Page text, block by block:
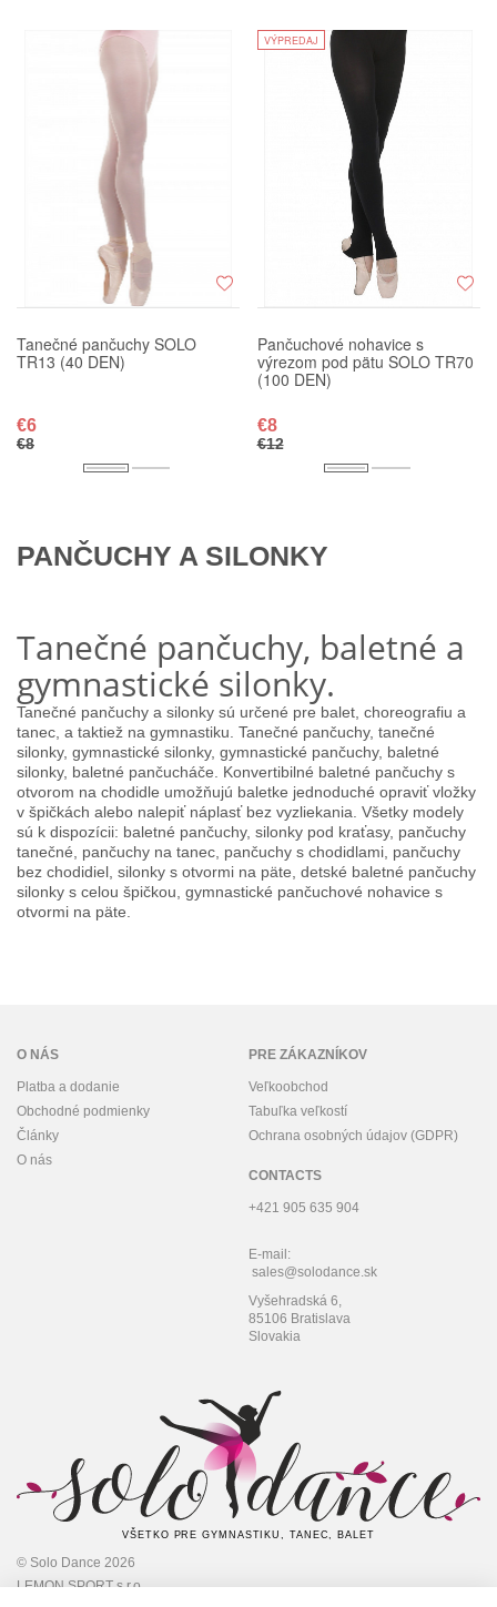
Tanečné pančuchy SOLO
TR13 (40 DEN)
€6
€8
VÝPREDAJ
Pančuchové nohavice s
výrezom pod pätu SOLO TR70
(100 DEN)
€8
€12
PANČUCHY A SILONKY
Tanečné pančuchy, baletné a
gymnastické silonky.
Tanečné pančuchy a silonky sú určené pre balet, choreografiu a
tanec, a taktiež na gymnastiku. Tanečné pančuchy, tanečné
silonky, gymnastické silonky, gymnastické pančuchy, baletné
silonky, baletné pančucháče. Konvertibilné baletné pančuchy s
otvorom na chodidle umožňujú baletke jednoduché opraviť vložky
v špičkách alebo nalepiť náplasť bez vyzliekania. Všetky modely
sú k dispozícii: baletné pančuchy, silonky pod kraťasy, pančuchy
tanečné, pančuchy na tanec, pančuchy s chodidlami, pančuchy
bez chodidiel, silonky s otvormi na päte, detské baletné pančuchy
silonky s celou špičkou, gymnastické pančuchové nohavice s
otvormi na päte.
O NÁS
Platba a dodanie
Obchodné podmienky
Články
O nás
PRE ZÁKAZNÍKOV
Veľkoobchod
Tabuľka veľkostí
Ochrana osobných údajov (GDPR)
CONTACTS
+421 905 635 904
E-mail:
sales@solodance.sk
Vyšehradská 6,
85106 Bratislava
Slovakia
VŠETKO PRE GYMNASTIKU, TANEC, BALET
© Solo Dance 2026
LEMON SPORT s.r.o